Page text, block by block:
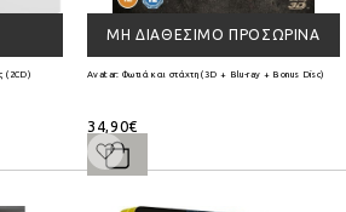
(2CD)
ΜΗ ΔΙΑΘΈΣΙΜΟ ΠΡΟΣΩΡΙΝΆ
Avatar: Φωτιά και στάχτη (3D + Blu-ray + Bonus Disc)
34,90€